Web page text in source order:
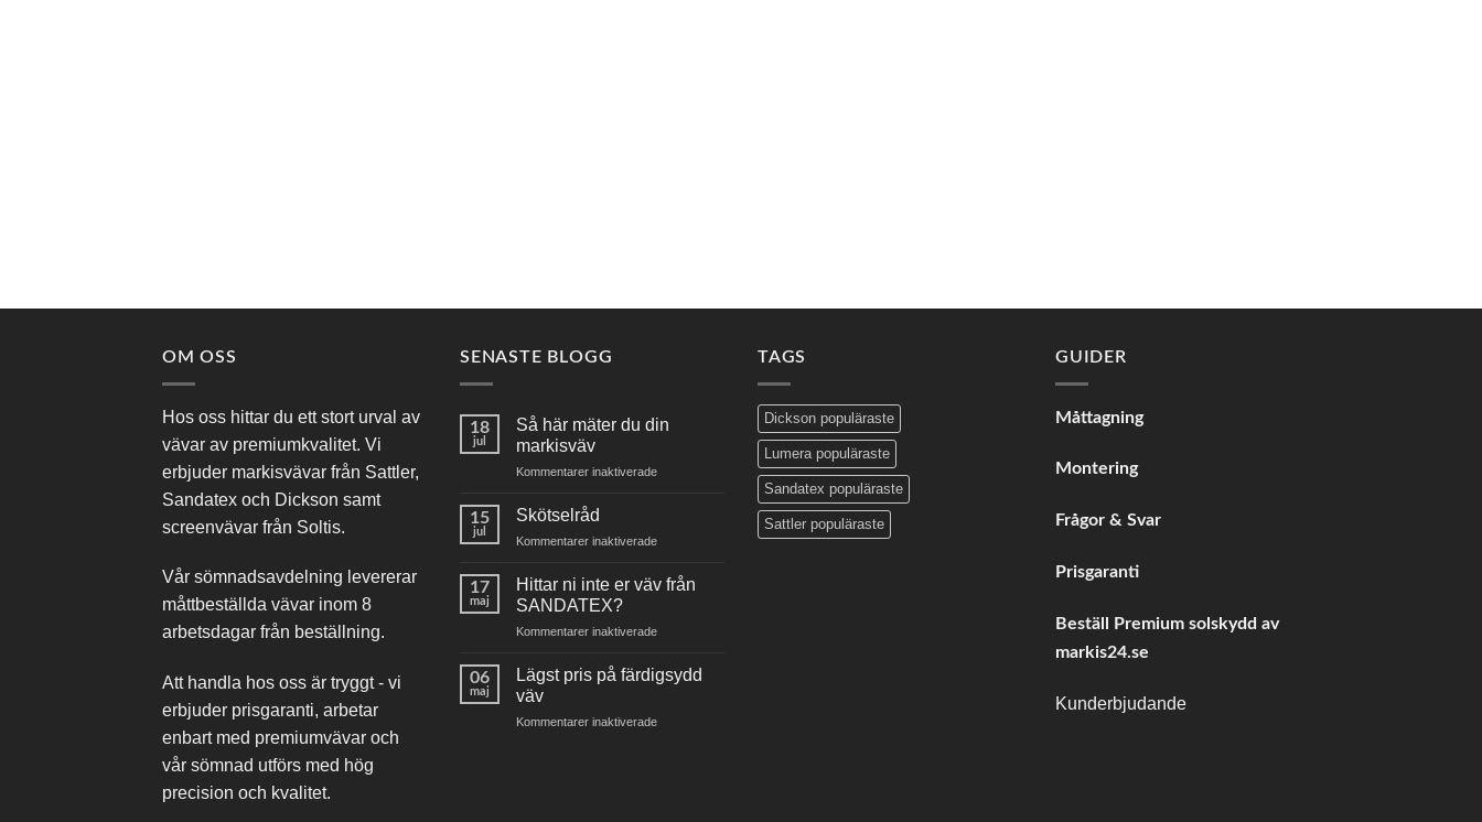
OM OSS
Hos oss hittar du ett stort urval av
vävar av premiumkvalitet. Vi
erbjuder markisvävar från Sattler,
Sandatex och Dickson samt
screenvävar från Soltis.
Vår sömnadsavdelning levererar
måttbeställda vävar inom 8
arbetsdagar från beställning.
Att handla hos oss är tryggt - vi
erbjuder prisgaranti, arbetar
enbart med premiumvävar och
vår sömnad utförs med hög
precision och kvalitet.
SENASTE BLOGG
18
jul
Så här mäter du din
markisväv
Kommentarer inaktiveradeför
du
markisväv
15
jul
Skötselråd
Kommentarer inaktiveradeför
17
maj
Hittar ni inte er väv från
SANDATEX?
Kommentarer inaktiveradeför
inte
väv
06
maj
Lägst pris på färdigsydd
väv
Kommentarer inaktiveradeför
TAGS
Dickson populäraste
Lumera populäraste
Sandatex populäraste
Sattler populäraste
GUIDER
Måttagning
Montering
Frågor & Svar
Prisgaranti
Beställ Premium solskydd av
markis24.se
Kunderbjudande